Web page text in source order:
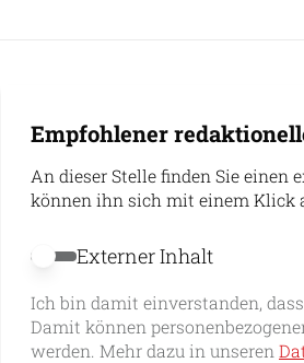
Empfohlener
An dieser Stelle finden Sie einen
können ihn sich mit einem Klick
Externer Inhalt erlauben
Externer Inhalt
Ich bin damit einverstanden,
Damit können
werden. Mehr dazu in unseren